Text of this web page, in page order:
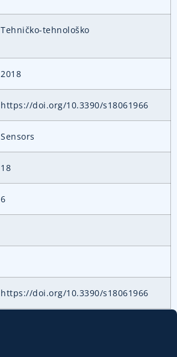
Tehničko-tehnološko
2018
https://doi.org/10.3390/s18061966
Sensors
18
6
https://doi.org/10.3390/s18061966